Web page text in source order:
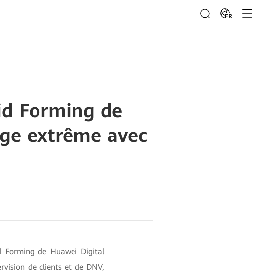
FR
Forming de
extrême avec
Forming de Huawei Digital
de clients et de DNV,